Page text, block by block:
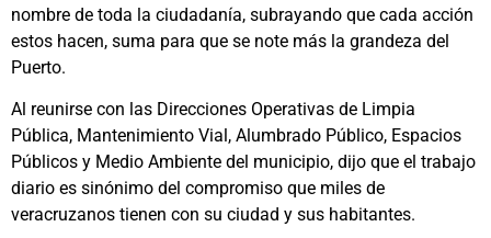
nombre de toda la ciudadanía, subrayando que cada acción
estos hacen, suma para que se note más la grandeza del
Puerto.
Al reunirse con las Direcciones Operativas de Limpia
Pública, Mantenimiento Vial, Alumbrado Público, Espacios
Públicos y Medio Ambiente del municipio, dijo que el trabajo
diario es sinónimo del compromiso que miles de
veracruzanos tienen con su ciudad y sus habitantes.